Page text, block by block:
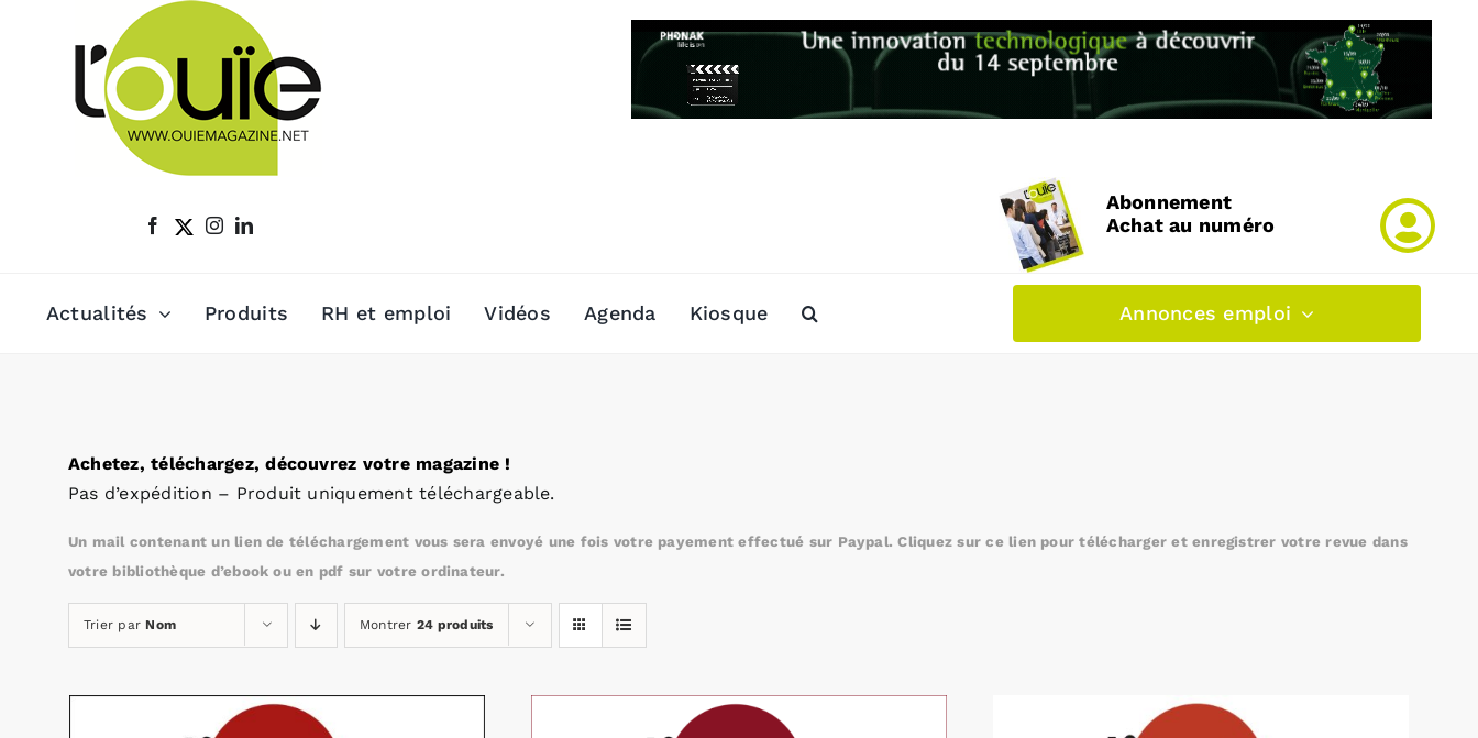
Abonnement
Achat au numéro
Actualités Produits RH et emploi Vidéos Agenda Kiosque Annonces emploi
Achetez, téléchargez, découvrez votre magazine !
Pas d’expédition – Produit uniquement téléchargeable.
Un mail contenant un lien de téléchargement vous sera envoyé une fois votre payement effectué sur Paypal. Cliquez sur ce lien pour télécharger et enregistrer votre revue dans
votre bibliothèque d’ebook ou en pdf sur votre ordinateur.
Trier parNom Montrer 24 produits